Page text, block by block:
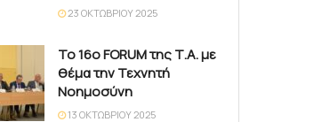
23 ΟΚΤΩΒΡΊΟΥ 2025
Το 16ο FORUM της Τ.Α. με
θέμα την Τεχνητή
Νοημοσύνη
13 ΟΚΤΩΒΡΊΟΥ 2025